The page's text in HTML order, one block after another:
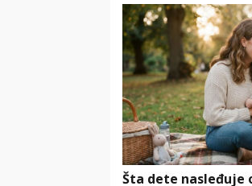
Šta dete nasleđuje